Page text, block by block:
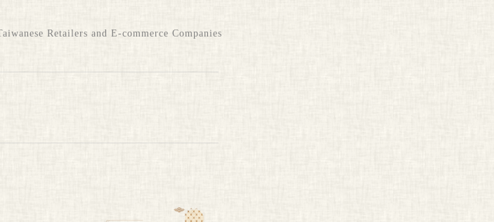
Retailers and E-commerce Companies